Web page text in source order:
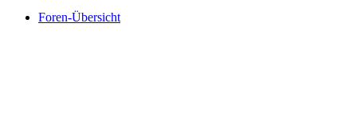
Foren-Übersicht